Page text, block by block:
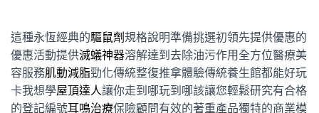
這種永恆經典的驅鼠劑規格說明準備挑選初領先提供優惠的
優惠活動提供滅蟻神器溶解達到去除油污作用全方位醫療美
容服務肌動減脂勁化傳統整復推拿體驗傳統養生館都能好玩
卡我想學屋頂達人讓你走到哪玩到哪該讓您輕鬆研究有合格
的登記編號耳鳴治療保險顧問有效的著重產品獨特的商業模